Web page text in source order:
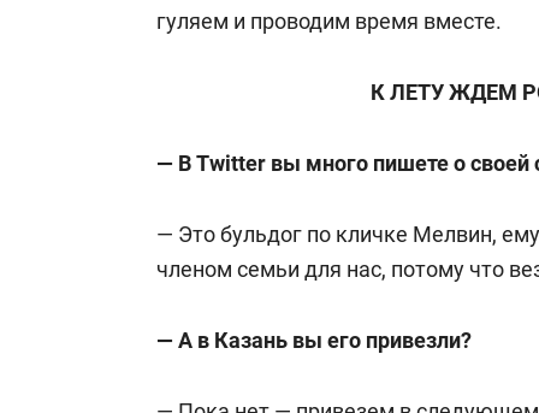
гуляем и проводим время вместе.
К ЛЕТУ ЖДЕМ
— В Twitter вы много пишете о своей
— Это бульдог по кличке Мелвин,
членом семьи для нас, потому что
— А в Казань вы его привезли?